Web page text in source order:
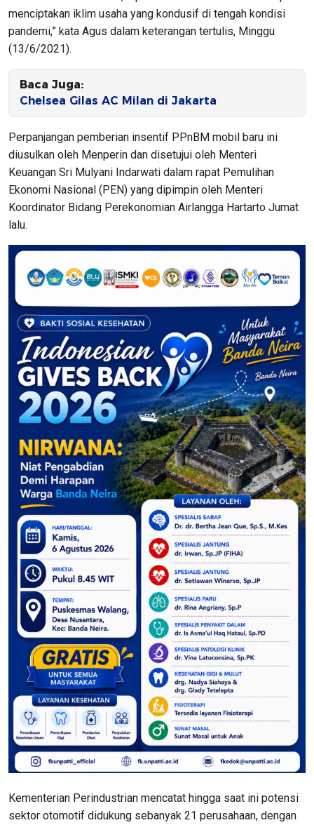
menciptakan iklim usaha yang kondusif di tengah kondisi
pandemi,” kata Agus dalam keterangan tertulis, Minggu
(13/6/2021).
Baca Juga:
Chelsea Gilas AC Milan di Jakarta
Perpanjangan pemberian insentif PPnBM mobil baru ini
diusulkan oleh Menperin dan disetujui oleh Menteri
Keuangan Sri Mulyani Indarwati dalam rapat Pemulihan
Ekonomi Nasional (PEN) yang dipimpin oleh Menteri
Koordinator Bidang Perekonomian Airlangga Hartarto Jumat
lalu.
Kementerian Perindustrian mencatat hingga saat ini potensi
sektor otomotif didukung sebanyak 21 perusahaan, dengan